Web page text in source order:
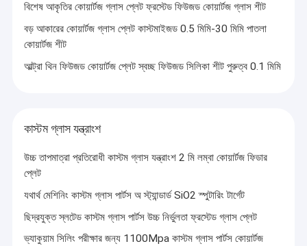
কোয়ার্টজ গ্লাস রড
লেজার খুচরা যন্ত্রাংশ
কোয়ার্টজ গ্লাস প্লেট
কাস্টম গ্লাস যন্ত্রাংশ
কাস্টম সিরামিক অংশ
বিশেষ আকৃতির কোয়ার্টজ গ্লাস প্লেট ফ্রস্টেড ফিউজড কোয়ার্টজ গ্লাস শীট
বড় আকারের কোয়ার্টজ গ্লাস প্লেট কাস্টমাইজড 0.5 মিমি-30 মিমি পাতলা
কোয়ার্টজ শীট
আল্ট্রা থিন ফিউজড কোয়ার্টজ প্লেট স্বচ্ছ ফিউজড সিলিকা শীট পুরুত্ব 0.1 মিমি
কাস্টম গ্লাস যন্ত্রাংশ
উচ্চ তাপমাত্রা প্রতিরোধী কাস্টম গ্লাস যন্ত্রাংশ 2 মি লম্বা কোয়ার্টজ ফিডার
প্লেট
যথার্থ মেশিনিং কাস্টম গ্লাস পার্টস অ স্ট্যান্ডার্ড SiO2 স্পুটারিং টার্গেট
ছিদ্রযুক্ত স্লটেড কাস্টম গ্লাস পার্টস উচ্চ নির্ভুলতা ফ্রস্টেড গ্লাস প্লেট
ভ্যাকুয়াম সিলিং পরীক্ষার জন্য 1100Mpa কাস্টম গ্লাস পার্টস কোয়ার্টজ